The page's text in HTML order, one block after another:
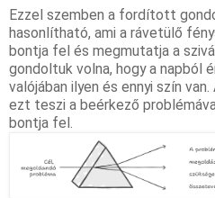
Ezzel szemben a fordított
hasonlítható, ami a rávetülő
bontja fel és megmutatja a
gondoltuk volna, hogy a napból
valójában ilyen és ennyi szín
ezt teszi a beérkező
bontja fel.